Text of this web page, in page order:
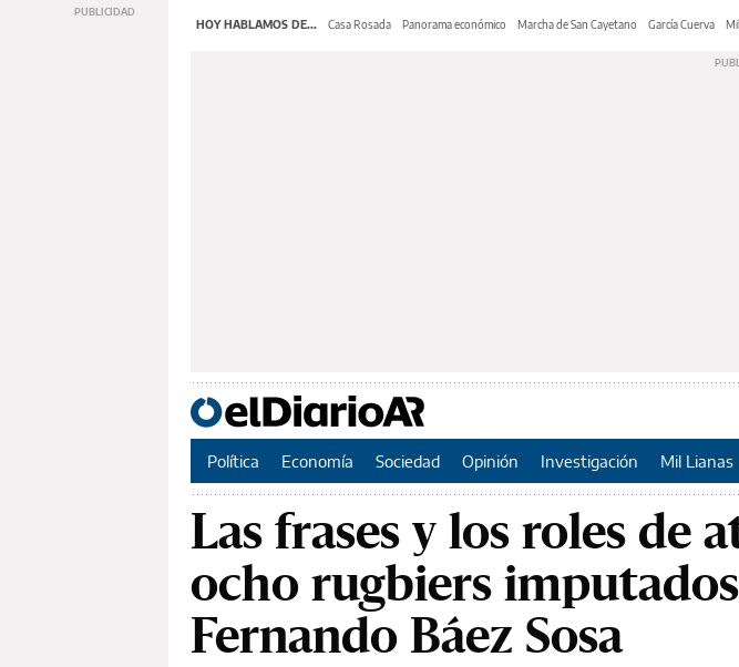
HOY HABLAMOS DE... Casa Rosada Panorama económico Marcha de San Cayetano García Cuerva
Política Economía Sociedad Opinión Investigación Mil Lianas
Las frases y los roles de
ocho rugbiers
Fernando Báez Sosa